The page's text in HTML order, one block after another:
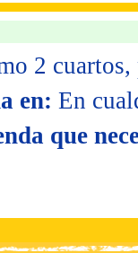
2 cuartos,
en: En
que